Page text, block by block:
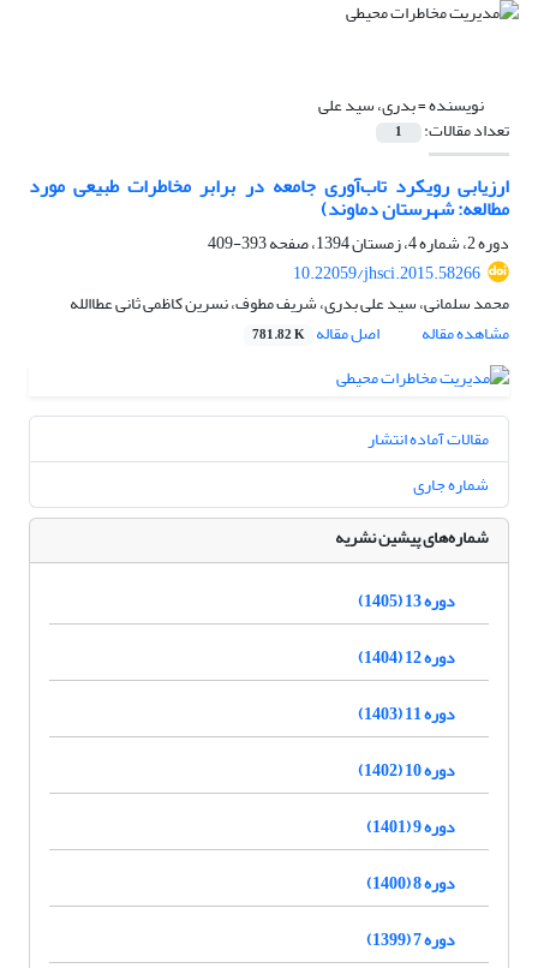
نویسنده =بدری، سید علی
تعداد مقالات: 1
ارزیابی رویکرد تاب‌آوری جامعه در برابر مخاطرات طبیعی مورد
مطالعه: شهرستان دماوند)
دوره 2، شماره 4، زمستان 1394، صفحه
393-409
10.22059/jhsci.2015.58266
محمد سلمانی، سید علی بدری، شریف مطوف، نسرین کاظمی ثانی عطاالله
مشاهده مقاله
اصل مقاله 781.82 K
مقالات آماده انتشار
شماره جاری
شماره‌های پیشین نشریه
دوره 13 (1405)
دوره 12 (1404)
دوره 11 (1403)
دوره 10 (1402)
دوره 9 (1401)
دوره 8 (1400)
دوره 7 (1399)